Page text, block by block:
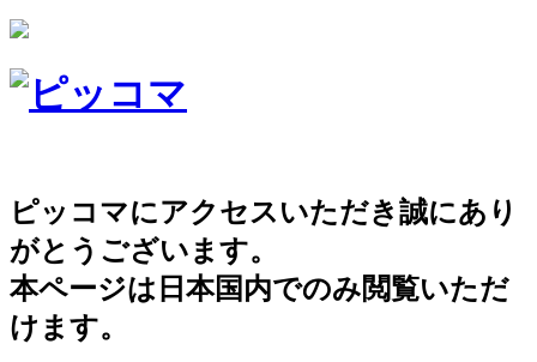
ピッコマにアクセスいただき誠にあり
がとうございます。
本ページは日本国内でのみ閲覧いただ
けます。